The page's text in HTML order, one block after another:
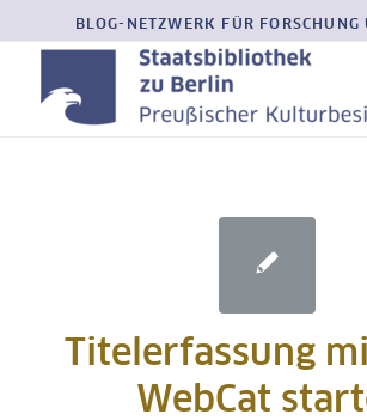
BLOG-NETZWERK FÜR
Titelerfassung
WebCat